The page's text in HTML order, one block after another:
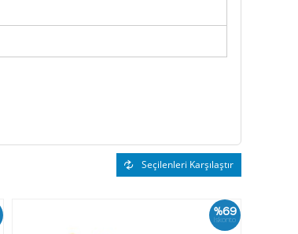
Seçilenleri Karşılaştır
%69
İskonto